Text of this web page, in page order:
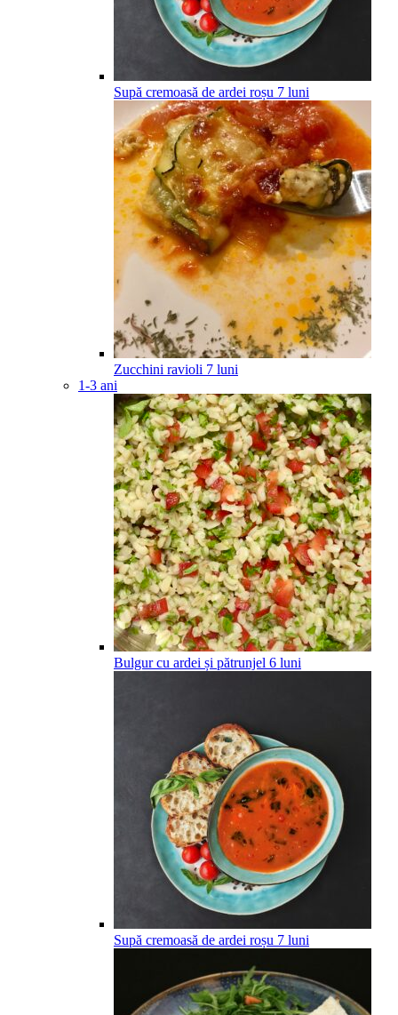
Supă cremoasă de ardei roșu 7 luni
Zucchini ravioli 7 luni
1-3 ani
Bulgur cu ardei și pătrunjel 6 luni
Supă cremoasă de ardei roșu 7 luni